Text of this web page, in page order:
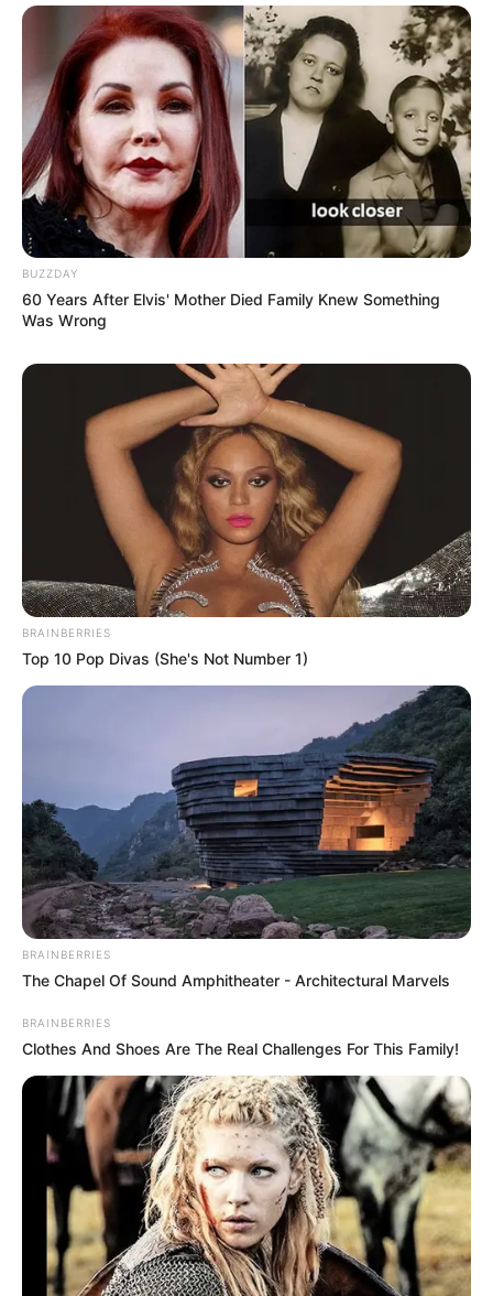
BUZZDAY
60 Years After Elvis' Mother Died Family Knew Something
Was Wrong
BRAINBERRIES
Top 10 Pop Divas (She's Not Number 1)
BRAINBERRIES
The Chapel Of Sound Amphitheater - Architectural Marvels
BRAINBERRIES
Clothes And Shoes Are The Real Challenges For This Family!